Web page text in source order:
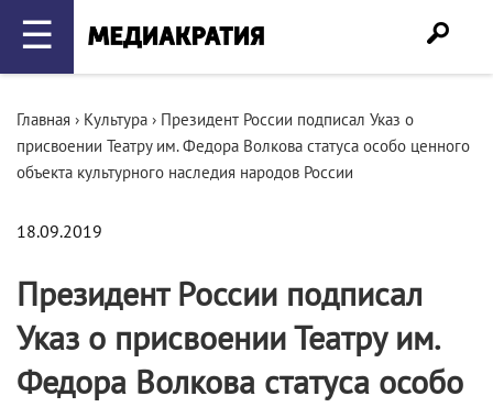
☰
Главная › Культура › Президент России подписал Указ о
присвоении Театру им. Федора Волкова статуса особо ценного
объекта культурного наследия народов России
18.09.2019
Президент России подписал
Указ о присвоении Театру им.
Федора Волкова статуса особо